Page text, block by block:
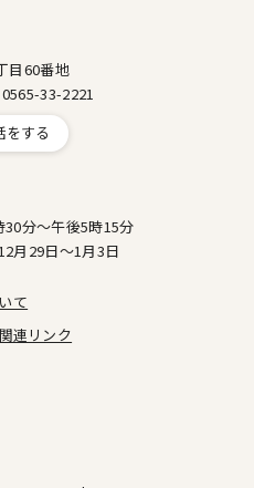
目60番地
33-2221
をする
分～午後5時15分
月29日～1月3日
て
関連リンク